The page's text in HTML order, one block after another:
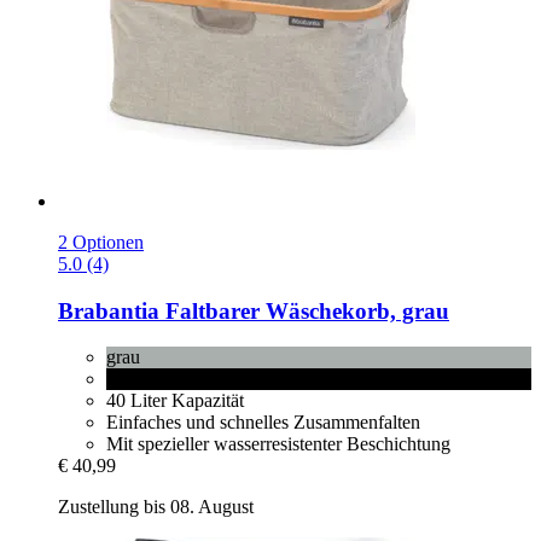
2 Optionen
5.0 (4)
Brabantia Faltbarer Wäschekorb, grau
grau
40 Liter Kapazität
Einfaches und schnelles Zusammenfalten
Mit spezieller wasserresistenter Beschichtung
€ 40,99
Zustellung bis 08. August